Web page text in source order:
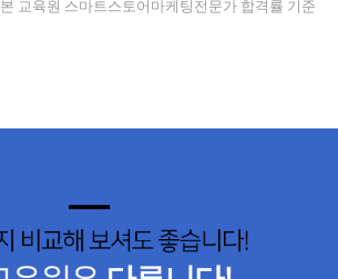
본 교육원 스마트스토어마케팅전문가 합격률 기준